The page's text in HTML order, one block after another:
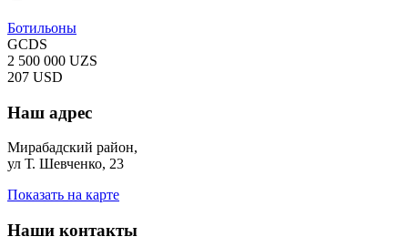
Ботильоны
GCDS
2 500 000 UZS
207 USD
Наш адрес
Мирабадский район,
ул Т. Шевченко, 23
Показать на карте
Наши контакты